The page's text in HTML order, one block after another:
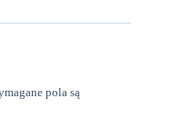
pola są